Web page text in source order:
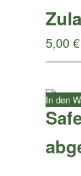
5,00€
In den